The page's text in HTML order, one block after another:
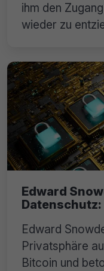
ihm den
wieder zu
Edward
Datenschutz:
Edward
Privatsphäre
Bitcoin und